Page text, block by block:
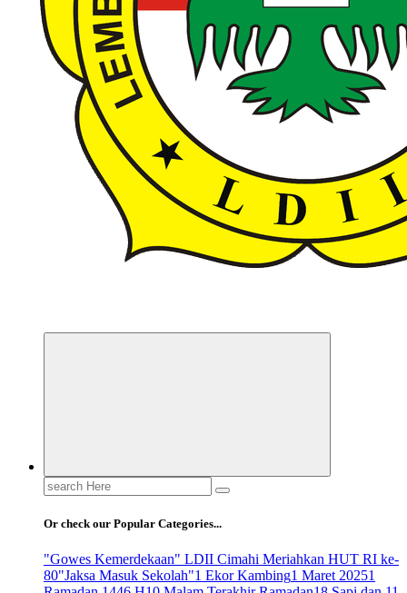
Search
for:
Or check our Popular Categories...
"Gowes Kemerdekaan" LDII Cimahi Meriahkan HUT RI ke-
80"Jaksa Masuk Sekolah"1 Ekor Kambing1 Maret 20251